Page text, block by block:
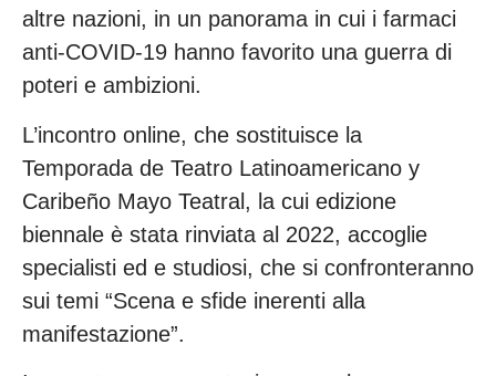
altre nazioni, in un panorama in cui i farmaci
anti-COVID-19 hanno favorito una guerra di
poteri e ambizioni.
L’incontro online, che sostituisce la
Temporada de Teatro Latinoamericano y
Caribeño Mayo Teatral, la cui edizione
biennale è stata rinviata al 2022, accoglie
specialisti ed e studiosi, che si confronteranno
sui temi “Scena e sfide inerenti alla
manifestazione”.